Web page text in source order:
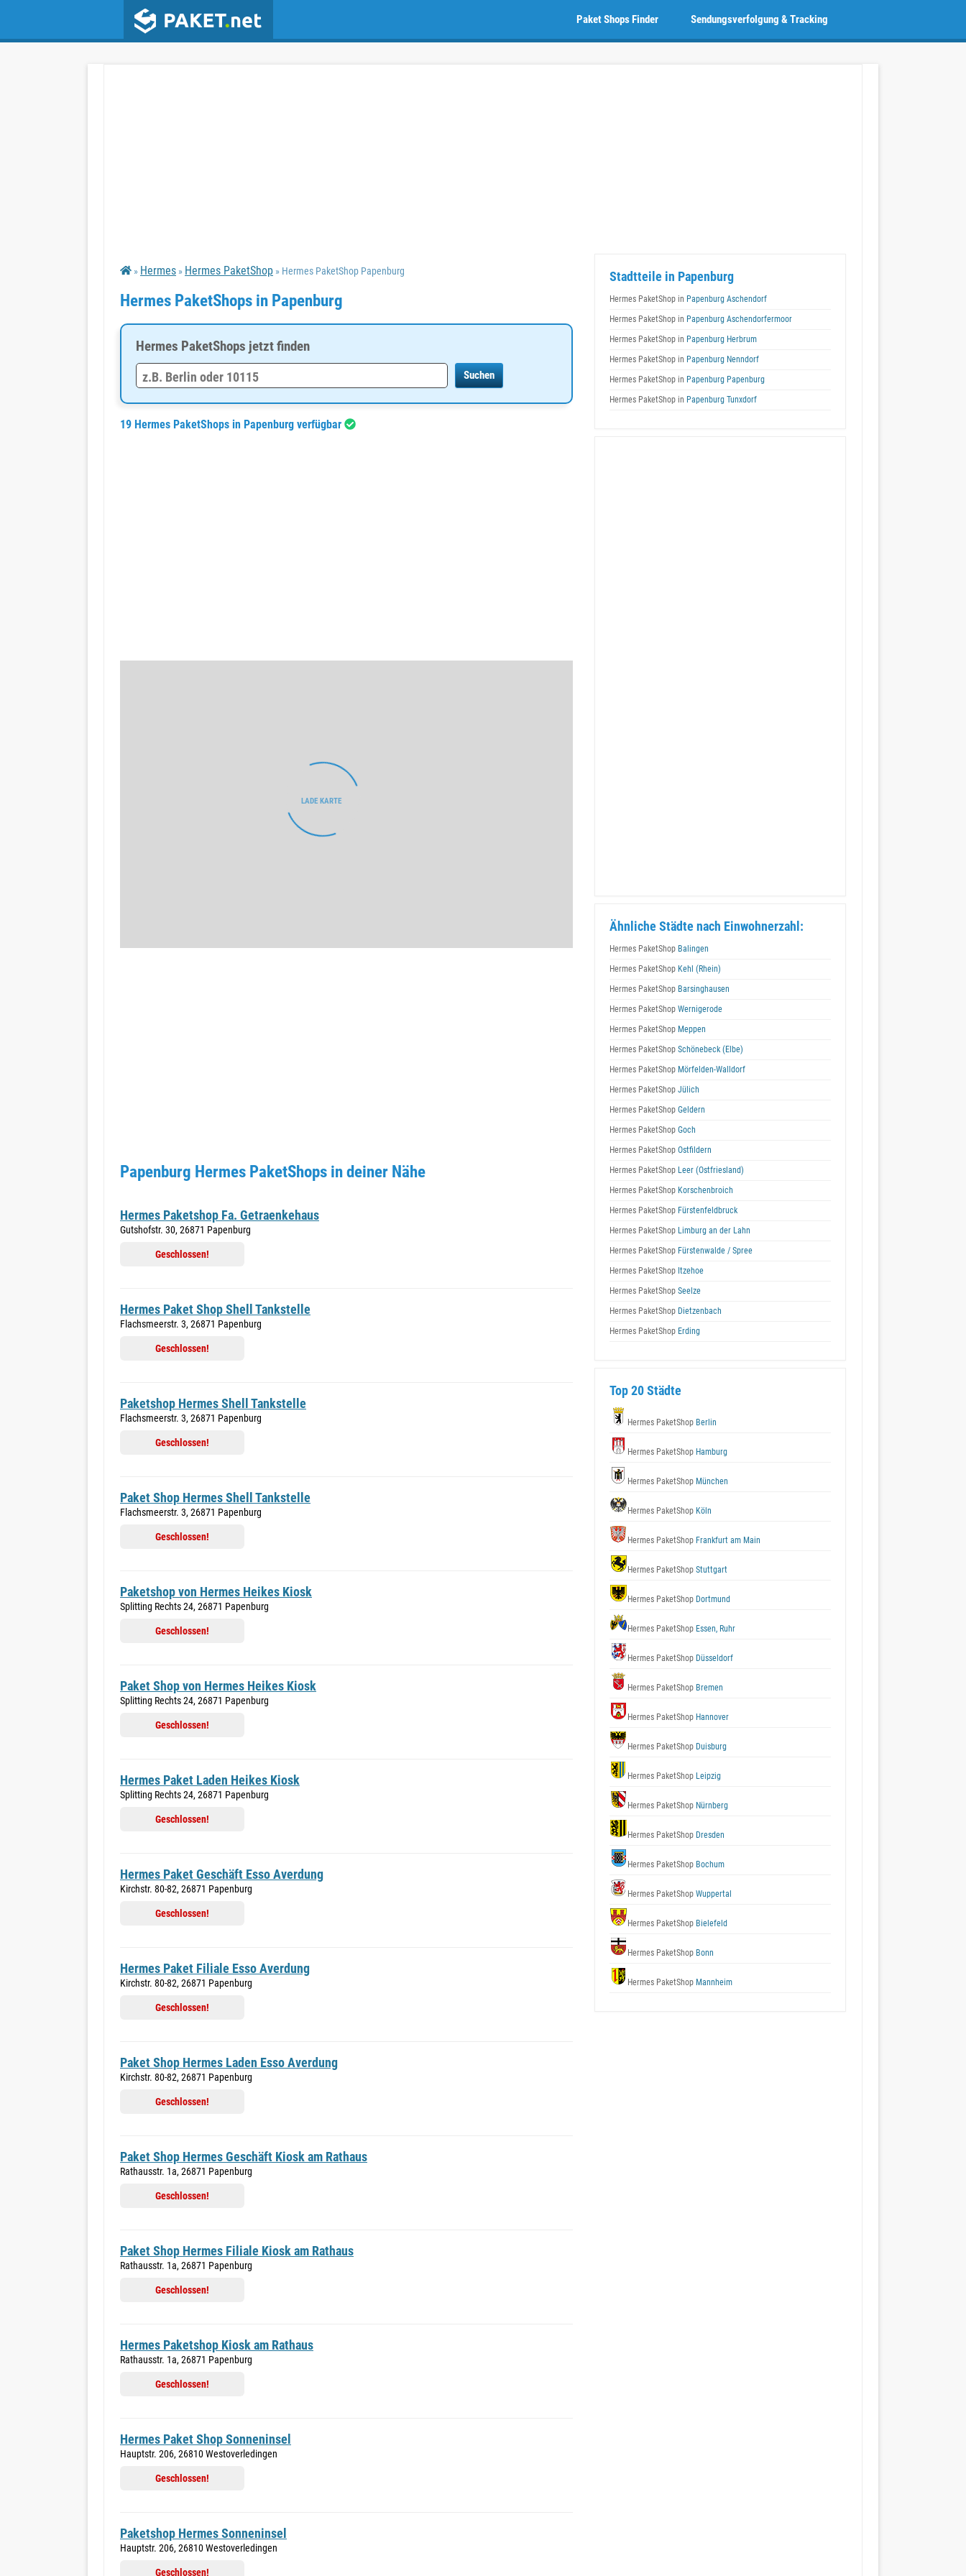
Sendungsverfolgung & Tracking
Paket Shops Finder
» Hermes » Hermes PaketShop » Hermes PaketShop Papenburg
Hermes PaketShops in Papenburg
Hermes PaketShops jetzt finden
19 Hermes PaketShops in Papenburg verfügbar
Papenburg Hermes PaketShops in deiner Nähe
Hermes Paketshop Fa. Getraenkehaus
Gutshofstr. 30, 26871 Papenburg
Geschlossen!
Hermes Paket Shop Shell Tankstelle
Flachsmeerstr. 3, 26871 Papenburg
Geschlossen!
Paketshop Hermes Shell Tankstelle
Flachsmeerstr. 3, 26871 Papenburg
Geschlossen!
Paket Shop Hermes Shell Tankstelle
Flachsmeerstr. 3, 26871 Papenburg
Geschlossen!
Paketshop von Hermes Heikes Kiosk
Splitting Rechts 24, 26871 Papenburg
Geschlossen!
Paket Shop von Hermes Heikes Kiosk
Splitting Rechts 24, 26871 Papenburg
Geschlossen!
Hermes Paket Laden Heikes Kiosk
Splitting Rechts 24, 26871 Papenburg
Geschlossen!
Hermes Paket Geschäft Esso Averdung
Kirchstr. 80-82, 26871 Papenburg
Geschlossen!
Hermes Paket Filiale Esso Averdung
Kirchstr. 80-82, 26871 Papenburg
Geschlossen!
Paket Shop Hermes Laden Esso Averdung
Kirchstr. 80-82, 26871 Papenburg
Geschlossen!
Paket Shop Hermes Geschäft Kiosk am Rathaus
Rathausstr. 1a, 26871 Papenburg
Geschlossen!
Paket Shop Hermes Filiale Kiosk am Rathaus
Rathausstr. 1a, 26871 Papenburg
Geschlossen!
Hermes Paketshop Kiosk am Rathaus
Rathausstr. 1a, 26871 Papenburg
Geschlossen!
Hermes Paket Shop Sonneninsel
Hauptstr. 206, 26810 Westoverledingen
Geschlossen!
Paketshop Hermes Sonneninsel
Hauptstr. 206, 26810 Westoverledingen
Geschlossen!
Stadtteile in Papenburg
Hermes PaketShop in Papenburg Aschendorf
Hermes PaketShop in Papenburg Aschendorfermoor
Hermes PaketShop in Papenburg Herbrum
Hermes PaketShop in Papenburg Nenndorf
Hermes PaketShop in Papenburg Papenburg
Hermes PaketShop in Papenburg Tunxdorf
Ähnliche Städte nach Einwohnerzahl:
Hermes PaketShop Balingen
Hermes PaketShop Kehl (Rhein)
Hermes PaketShop Barsinghausen
Hermes PaketShop Wernigerode
Hermes PaketShop Meppen
Hermes PaketShop Schönebeck (Elbe)
Hermes PaketShop Mörfelden-Walldorf
Hermes PaketShop Jülich
Hermes PaketShop Geldern
Hermes PaketShop Goch
Hermes PaketShop Ostfildern
Hermes PaketShop Leer (Ostfriesland)
Hermes PaketShop Korschenbroich
Hermes PaketShop Fürstenfeldbruck
Hermes PaketShop Limburg an der Lahn
Hermes PaketShop Fürstenwalde / Spree
Hermes PaketShop Itzehoe
Hermes PaketShop Seelze
Hermes PaketShop Dietzenbach
Hermes PaketShop Erding
Top 20 Städte
Hermes PaketShop Berlin
Hermes PaketShop Hamburg
Hermes PaketShop München
Hermes PaketShop Köln
Hermes PaketShop Frankfurt am Main
Hermes PaketShop Stuttgart
Hermes PaketShop Dortmund
Hermes PaketShop Essen, Ruhr
Hermes PaketShop Düsseldorf
Hermes PaketShop Bremen
Hermes PaketShop Hannover
Hermes PaketShop Duisburg
Hermes PaketShop Leipzig
Hermes PaketShop Nürnberg
Hermes PaketShop Dresden
Hermes PaketShop Bochum
Hermes PaketShop Wuppertal
Hermes PaketShop Bielefeld
Hermes PaketShop Bonn
Hermes PaketShop Mannheim